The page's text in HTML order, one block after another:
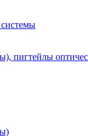
пигтейлы